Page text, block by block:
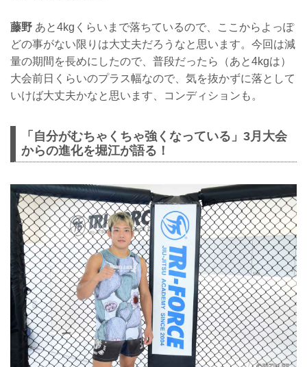
藤野 あと4kgくらいまで落ちているので、ここからよっぽ
どの事がない限りは大丈夫だろうなと思います。今回は減
量の期間を長めにしたので、普段だったら（あと4kgは）
大会前日くらいのプラス幅なので、気を抜かずに落として
いけば大丈夫かなと思います、コンディションも。
「自分がむちゃくちゃ強くなっている」3月大会
からの進化を堀江が語る！